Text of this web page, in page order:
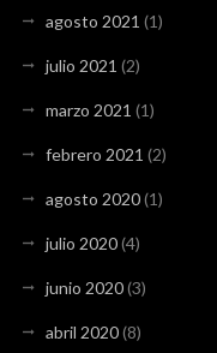
agosto 2021 (1)
julio 2021 (2)
marzo 2021 (1)
febrero 2021 (2)
agosto 2020(1)
julio 2020(4)
junio 2020(3)
abril 2020(8)